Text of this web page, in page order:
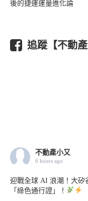
後的捷運運量進化論
追蹤【不動
不動產小又
6 hours ago
迎戰全球 AI 浪潮！大矽
「綠色通行證」！